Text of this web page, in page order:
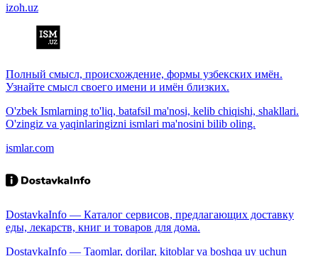
izoh.uz
Полный смысл, происхождение, формы узбекских имён.
Узнайте смысл своего имени и имён близких.
O'zbek Ismlarning to'liq, batafsil ma'nosi, kelib chiqishi, shakllari.
O'zingiz va yaqinlaringizni ismlari ma'nosini bilib oling.
ismlar.com
DostavkaInfo — Каталог сервисов, предлагающих доставку
еды, лекарств, книг и товаров для дома.
DostavkaInfo — Taomlar, dorilar, kitoblar va boshqa uy uchun